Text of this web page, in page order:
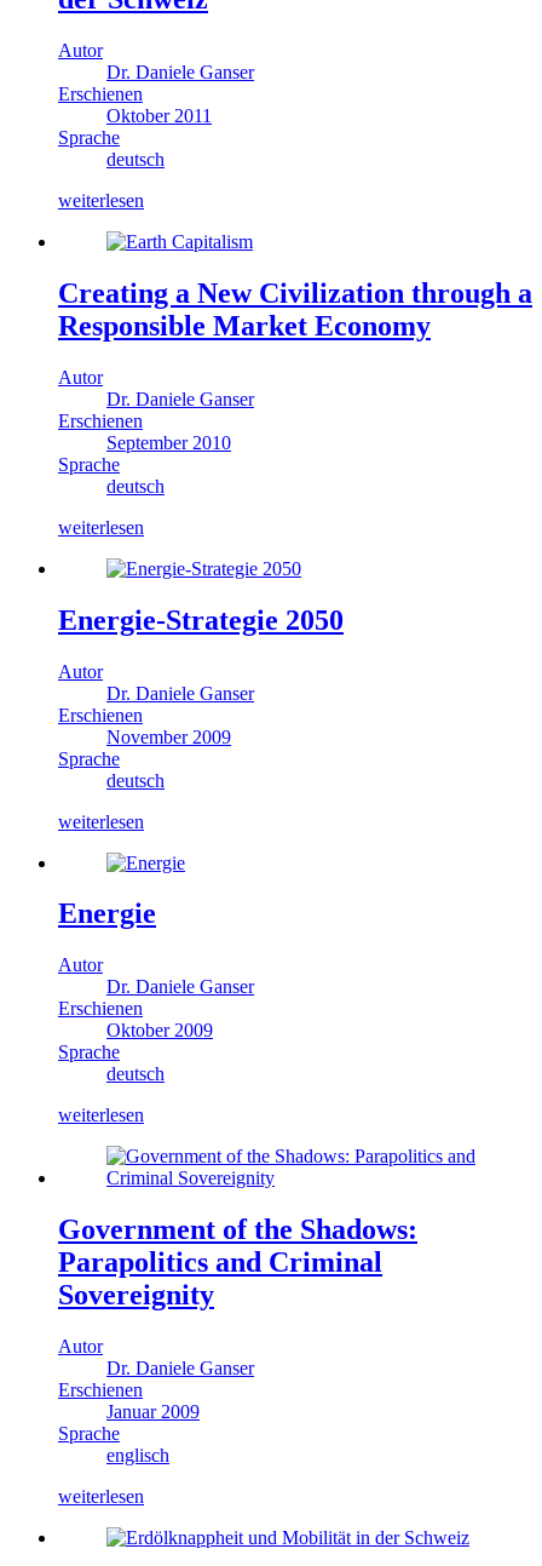
Autor
Dr. Daniele Ganser
Erschienen
Oktober 2011
Sprache
deutsch
weiterlesen
Creating a New Civilization through a
Responsible Market Economy
Autor
Dr. Daniele Ganser
Erschienen
September 2010
Sprache
deutsch
weiterlesen
Energie-Strategie 2050
Autor
Dr. Daniele Ganser
Erschienen
November 2009
Sprache
deutsch
weiterlesen
Energie
Autor
Dr. Daniele Ganser
Erschienen
Oktober 2009
Sprache
deutsch
weiterlesen
Government of the Shadows:
Parapolitics and Criminal
Sovereignity
Autor
Dr. Daniele Ganser
Erschienen
Januar 2009
Sprache
englisch
weiterlesen